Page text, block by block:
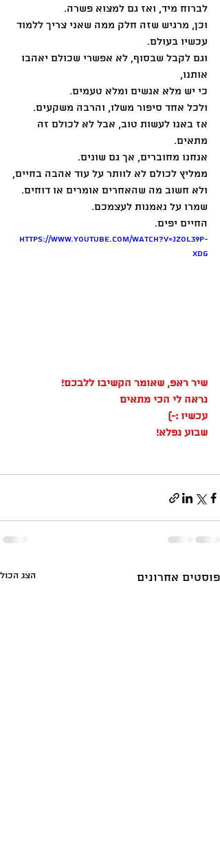
לברוח מיד, ואז גם למצוא פשרה.
וכן, מרגיש שזה חלק ממה שאני צריך ללמוד
עכשיו בעולם.
וגם לקבל שבסוף, לא אפשרי שכולם יאהבו
אותנו,
כי יש מלא אנשים ומלא טעמים.
ולכל אחד סיפור משלו, והרבה משקעים.
אז באנו לעשות טוב, אבל לא לכולם זה
מתאים.
אנחנו מחוברים, אך גם שונים.
ממליץ לכולם לא לוותר על עוד אהבה בחיים,
ולא חשוב מה שהאחרים אומרים או דוחים.
שמרו על נאמנות לעצמכם.
החיים יפים.
https://www.youtube.com/watch?v=jZOl39p-
xdg
שיר ראפ, שאומר הקשיבו ללבכם!
נראה לי הכי מתאים
עכשיו :-)
שבוע נפלא!
פוסטים אחרונים הצג הכול